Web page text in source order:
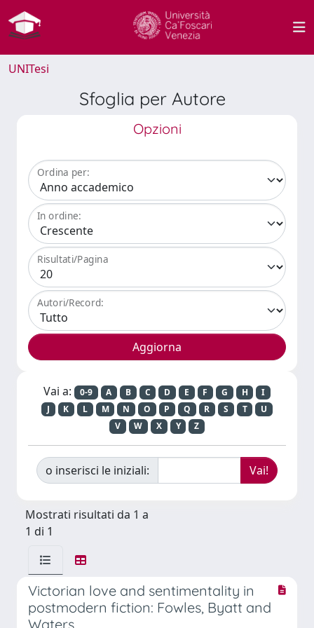
UNITesi
Sfoglia per Autore
Opzioni
Ordina per:
In ordine:
Risultati/Pagina
Autori/Record:
Vai a: 0-9 A B C D E F G H
I
J
K L M N O P Q R S T
U
V
W X Y Z
o inserisci le iniziali:
Mostrati risultati da 1 a
1 di 1
Victorian love and sentimentality in
postmodern fiction: Fowles, Byatt and
Waters.